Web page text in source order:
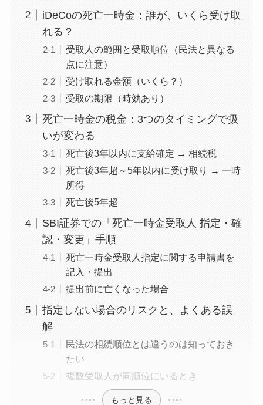
iDeCoの死亡一時金：誰が、いくら受け取
れる？
受取人の範囲と受取順位（民法と異なる
点に注意）
受け取れる金額（いくら？）
受取の期限（時効あり）
死亡一時金の税金：3つのタイミングで扱
いが変わる
死亡後3年以内に支給確定 → 相続税
死亡後3年超～5年以内に受け取り → 一時
所得
死亡後5年超
SBI証券での「死亡一時金受取人 指定・確
認・変更」手順
死亡一時金受取人指定に関する申請書を
記入・提出
提出前に亡くなった場合
指定しない場合のリスクと、よくある誤
解
民法の相続順位とは違うのは知っておき
たい
複数受取人が同順位にいるとき
もっと見る